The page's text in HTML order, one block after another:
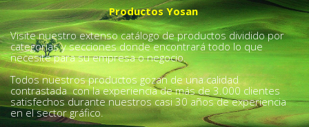
Productos Yosan
Visite nuestro extenso catálogo de productos dividido por
categorías y secciones donde encontrará todo lo que
necesite para su empresa o negocio.
Todos nuestros productos gozan de una calidad
contrastada con la experiencia de más de 3.000 clientes
satisfechos durante nuestros casi 30 años de experiencia
en el sector gráfico.